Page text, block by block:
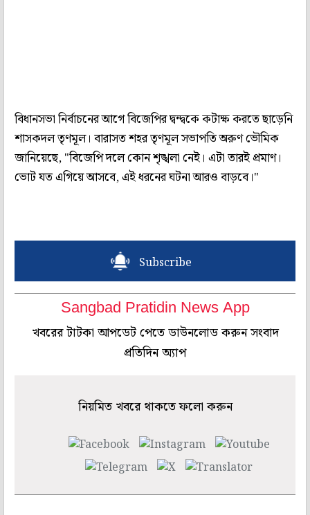
বিধানসভা নির্বাচনের আগে বিজেপির দ্বন্দ্বকে কটাক্ষ করতে ছাড়েনি
শাসকদল তৃণমূল। বারাসত শহর তৃণমূল সভাপতি অরুণ ভৌমিক
জানিয়েছে, "বিজেপি দলে কোন শৃঙ্খলা নেই। এটা তারই প্রমাণ।
ভোট যত এগিয়ে আসবে, এই ধরনের ঘটনা আরও বাড়বে।"
Subscribe
Sangbad Pratidin News App
খবরের টাটকা আপডেট পেতে ডাউনলোড করুন সংবাদ
প্রতিদিন অ্যাপ
নিয়মিত খবরে থাকতে ফলো করুন